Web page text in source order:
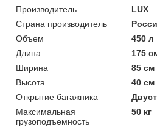
Производитель
LUX
Страна производитель
Объем
450 л
Длина
175
Ширина
85 см
Высота
40 см
Открытие багажника
Максимальная
грузоподъемность
50 кг